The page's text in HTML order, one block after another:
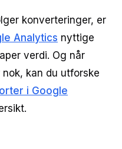
konverteringer, er
Analytics nyttige
verdi. Og når
kan du utforske
i Google